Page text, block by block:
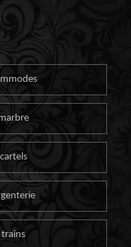
cartels
trains